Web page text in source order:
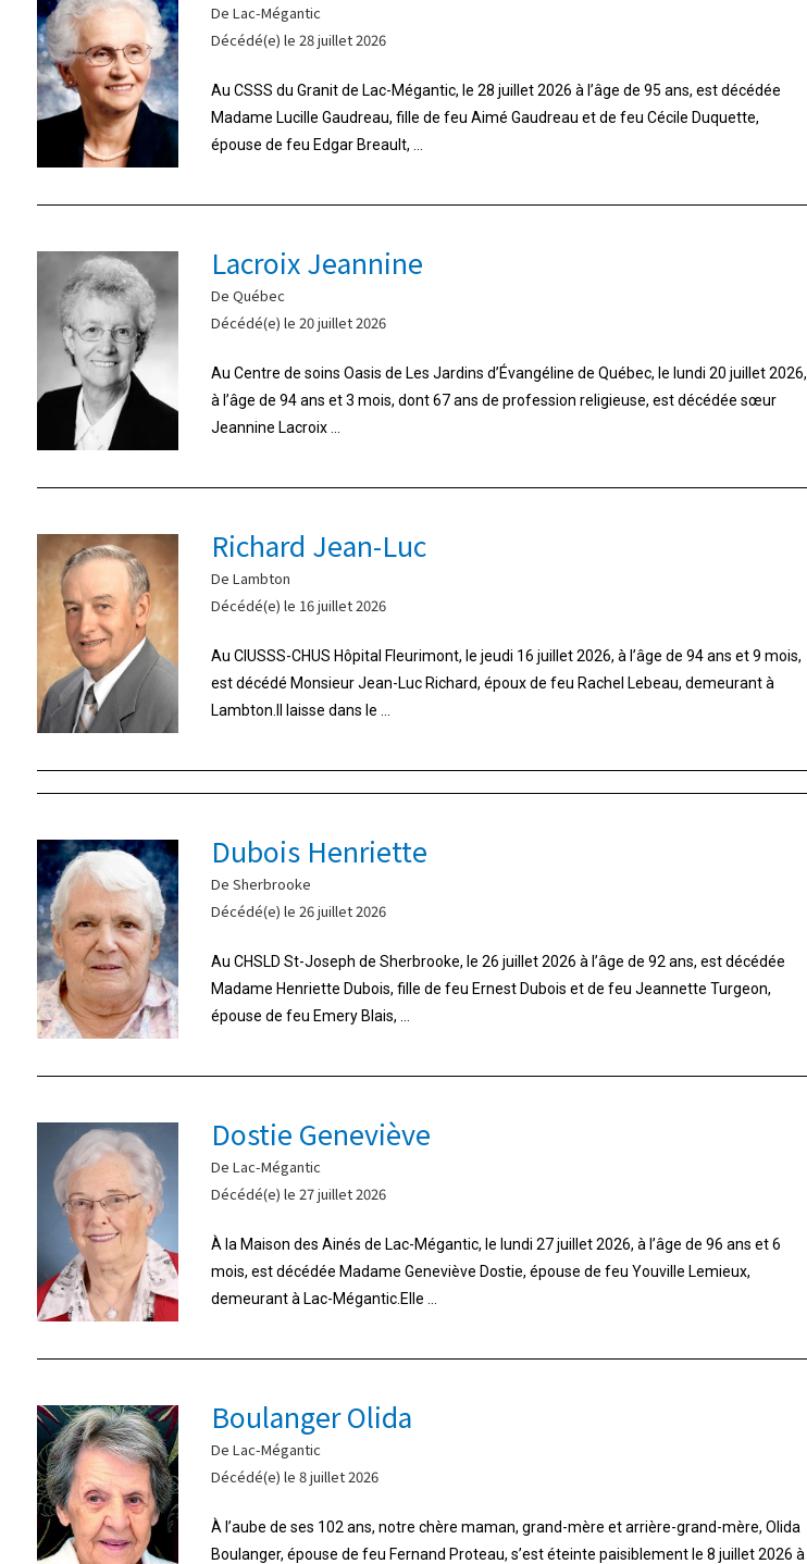
De Lac-Mégantic
Décédé(e) le 28 juillet 2026
Au CSSS du Granit de Lac-Mégantic, le 28 juillet 2026 à l’âge de 95 ans, est décédée
Madame Lucille Gaudreau, fille de feu Aimé Gaudreau et de feu Cécile Duquette,
épouse de feu Edgar Breault, ...
Lacroix Jeannine
De Québec
Décédé(e) le 20 juillet 2026
Au Centre de soins Oasis de Les Jardins d’Évangéline de Québec, le lundi 20 juillet 2026,
à l’âge de 94 ans et 3 mois, dont 67 ans de profession religieuse, est décédée sœur
Jeannine Lacroix ...
Richard Jean-Luc
De Lambton
Décédé(e) le 16 juillet 2026
Au CIUSSS-CHUS Hôpital Fleurimont, le jeudi 16 juillet 2026, à l’âge de 94 ans et 9 mois,
est décédé Monsieur Jean-Luc Richard, époux de feu Rachel Lebeau, demeurant à
Lambton.Il laisse dans le ...
Dubois Henriette
De Sherbrooke
Décédé(e) le 26 juillet 2026
Au CHSLD St-Joseph de Sherbrooke, le 26 juillet 2026 à l’âge de 92 ans, est décédée
Madame Henriette Dubois, fille de feu Ernest Dubois et de feu Jeannette Turgeon,
épouse de feu Emery Blais, ...
Dostie Geneviève
De Lac-Mégantic
Décédé(e) le 27 juillet 2026
À la Maison des Ainés de Lac-Mégantic, le lundi 27 juillet 2026, à l’âge de 96 ans et 6
mois, est décédée Madame Geneviève Dostie, épouse de feu Youville Lemieux,
demeurant à Lac-Mégantic.Elle ...
Boulanger Olida
De Lac-Mégantic
Décédé(e) le 8 juillet 2026
À l’aube de ses 102 ans, notre chère maman, grand-mère et arrière-grand-mère, Olida
Boulanger, épouse de feu Fernand Proteau, s’est éteinte paisiblement le 8 juillet 2026 à